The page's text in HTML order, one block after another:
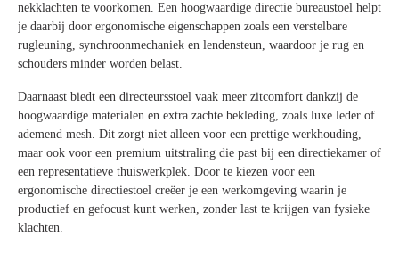
nekklachten te voorkomen. Een hoogwaardige directie bureaustoel helpt
je daarbij door ergonomische eigenschappen zoals een verstelbare
rugleuning, synchroonmechaniek en lendensteun, waardoor je rug en
schouders minder worden belast.
Daarnaast biedt een directeursstoel vaak meer zitcomfort dankzij de
hoogwaardige materialen en extra zachte bekleding, zoals luxe leder of
ademend mesh. Dit zorgt niet alleen voor een prettige werkhouding,
maar ook voor een premium uitstraling die past bij een directiekamer of
een representatieve thuiswerkplek. Door te kiezen voor een
ergonomische directiestoel creëer je een werkomgeving waarin je
productief en gefocust kunt werken, zonder last te krijgen van fysieke
klachten.